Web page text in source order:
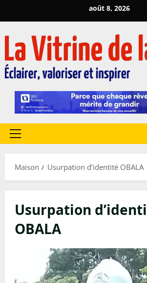
au
août 8, 2026
Menu
Maison
Usurpation d’identité OBALA
Usurpation
OBALA